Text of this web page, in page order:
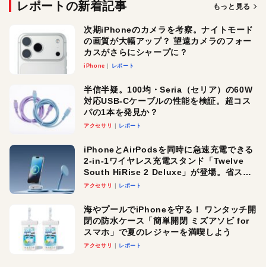
レポートの新着記事 もっと見る
次期iPhoneのカメラを考察。ナイトモード
の画質が大幅アップ？ 望遠カメラのフォー
カスがさらにシャープに？
iPhone レポート
半信半疑。100均・Seria（セリア）の60W
対応USB-Cケーブルの性能を検証。超コス
パの1本を発見か？
アクセサリ レポート
iPhoneとAirPodsを同時に急速充電できる
2-in-1ワイヤレス充電スタンド「Twelve
South HiRise 2 Deluxe」が登場。省スペ
ースでおしゃれに充電したい人にオスス
アクセサリ レポート
海やプールでiPhoneを守る！ ワンタッチ開
閉の防水ケース「簡単開閉 ミズアソビ for
スマホ」で夏のレジャーを満喫しよう
アクセサリ レポート